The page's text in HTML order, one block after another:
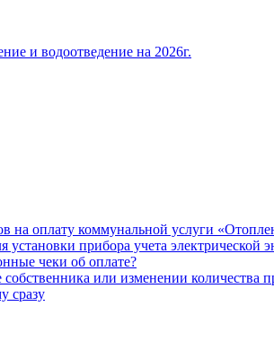
и водоотведение на 2026г.
на оплату коммунальной услуги
прибора учета электрической
чеки об оплате?
или изменении количества
сразу